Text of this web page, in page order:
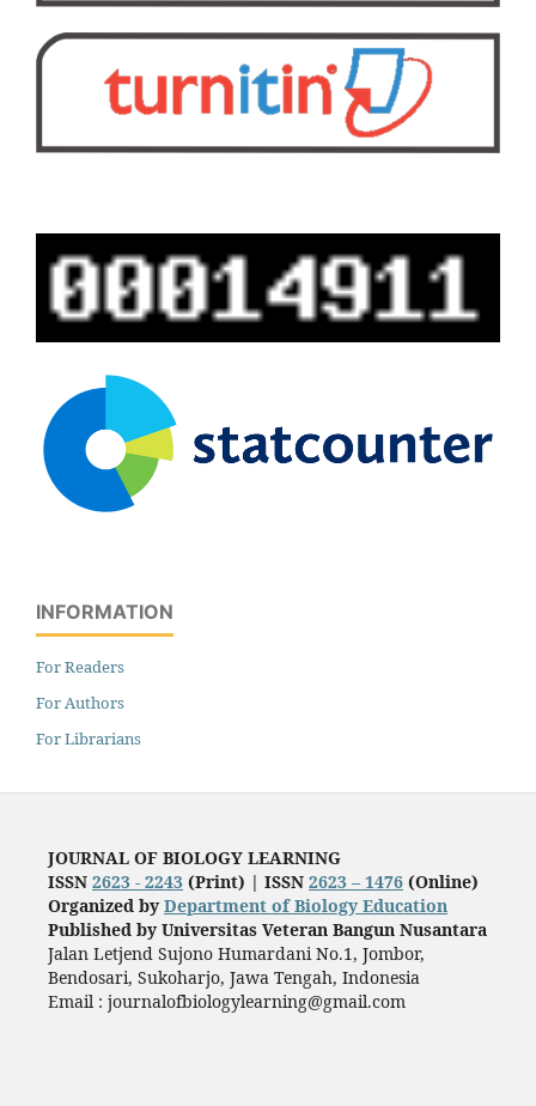
INFORMATION
For Readers
For Authors
For Librarians
JOURNAL OF BIOLOGY LEARNING
ISSN 2623 - 2243 (Print) | ISSN 2623 – 1476 (Online)
Organized by Department of Biology Education
Published by Universitas Veteran Bangun Nusantara
Jalan Letjend Sujono Humardani No.1, Jombor,
Bendosari, Sukoharjo, Jawa Tengah, Indonesia
Email : journalofbiologylearning@gmail.com